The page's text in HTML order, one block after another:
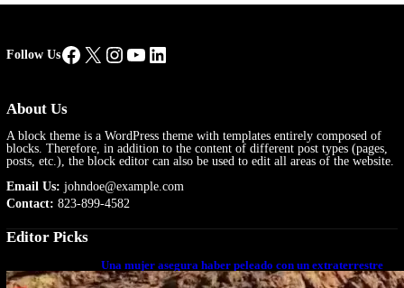
Follow UsFacebook
X Instagram
YouTube
LinkedIn
About Us
A block theme is a WordPress theme with templates entirely composed of
blocks. Therefore, in addition to the content of different post types (pages,
posts, etc.), the block editor can also be used to edit all areas of the website.
Email Us: johndoe@example.com
Contact: 823-899-4582
Editor Picks
Una mujer asegura haber peleado con un extraterrestre
cuerpo a cuerpo